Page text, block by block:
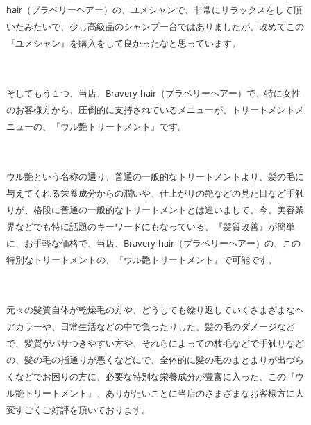
hair（ブラベリーヘアー）の、ユメシャンで、非常にリラックスをして頂
いたみたいで、少し高級品のシャンプー台ではありましたが、改めてこの
『ユメシャン』を購入をして良かったなと思っています。
そしてもう１つ、当店、Bravery-hair（ブラベリーヘアー）で、特に女性
のお客様方から、圧倒的に支持されているメニューが、トリートメントメ
ニューの、『ウル艶トリートメント』です。
ウル艶という名称の通り、普通の一般的なトリートメントより、髪の毛に
与えてくれる栄養成分からの潤いや、仕上がりの艶などの見た目など手触
りが、格段に普通の一般的なトリートメントとは違いまして、今、美容業
界などでも特に話題のキーワードにもなっている、『髪質改善』が簡単
に、お手軽な価格で、当店、Bravery-hair（ブラベリーヘアー）の、この
特別なトリートメントの、『ウル艶トリートメント』で可能です。
元々の髪質自体が乾燥毛の方や、どうしても繰り返していくさまざまなヘ
アカラーや、日常生活などの中で負ったりした、髪の毛のダメージなど
で、髪質がパサつきやすい方や、それらによっての枝毛などで手触りなど
の、髪の毛の指通りが悪くなどにで、全体的に髪の毛のまとまりが出づら
くなどでお困りの方に、必要な特別な栄養成分が豊富に入った、この『ウ
ル艶トリートメント』、ありがたいことに当店のさまざまなお客様方に大
変すごくご好評を頂いております。